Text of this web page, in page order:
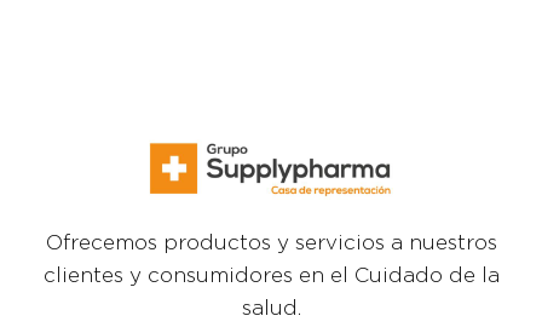
Ofrecemos productos y servicios a nuestros
clientes y consumidores en el Cuidado de la
salud.